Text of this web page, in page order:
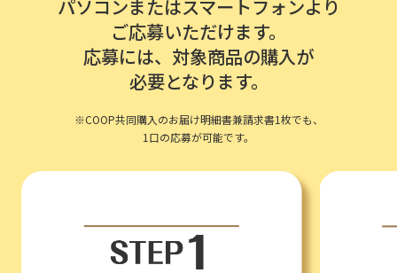
パソコンまたはスマートフォンより
ご応募いただけます。
応募には、対象商品の購入が
必要となります。
※COOP共同購入のお届け明細書兼請求書1枚でも、
1口の応募が可能です。